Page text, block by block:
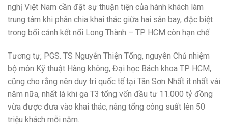
nghị Việt Nam cần đặt sự thuận tiện của hành khách làm
trung tâm khi phân chia khai thác giữa hai sân bay, đặc biệt
trong bối cảnh kết nối Long Thành – TP HCM còn hạn chế.
Tương tự, PGS. TS Nguyễn Thiện Tống, nguyên Chủ nhiệm
bộ môn Kỹ thuật Hàng không, Đại học Bách khoa TP HCM,
cũng cho rằng nên duy trì quốc tế tại Tân Sơn Nhất ít nhất vài
năm nữa, nhất là khi ga T3 tổng vốn đầu tư 11.000 tỷ đồng
vừa được đưa vào khai thác, nâng tổng công suất lên 50
triệu khách mỗi năm.